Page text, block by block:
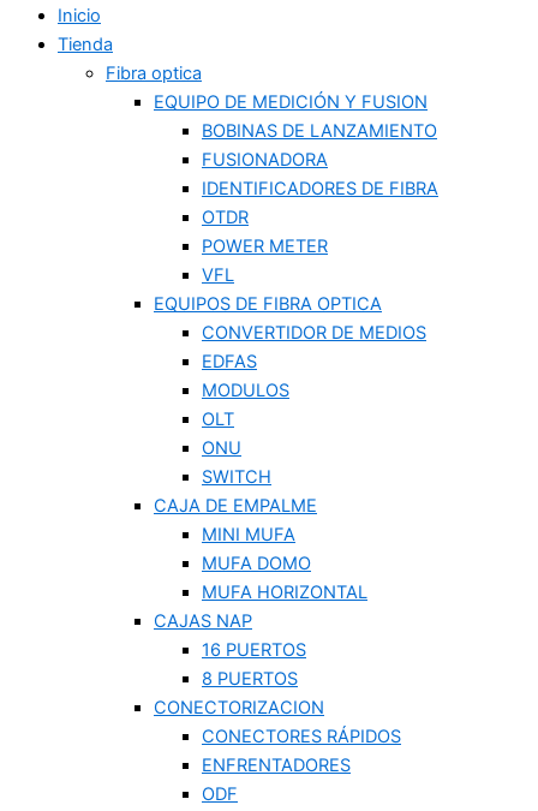
Inicio
Tienda
Fibra optica
EQUIPO DE MEDICIÓN Y FUSION
BOBINAS DE LANZAMIENTO
FUSIONADORA
IDENTIFICADORES DE FIBRA
OTDR
POWER METER
VFL
EQUIPOS DE FIBRA OPTICA
CONVERTIDOR DE MEDIOS
EDFAS
MODULOS
OLT
ONU
SWITCH
CAJA DE EMPALME
MINI MUFA
MUFA DOMO
MUFA HORIZONTAL
CAJAS NAP
16 PUERTOS
8 PUERTOS
CONECTORIZACION
CONECTORES RÁPIDOS
ENFRENTADORES
ODF